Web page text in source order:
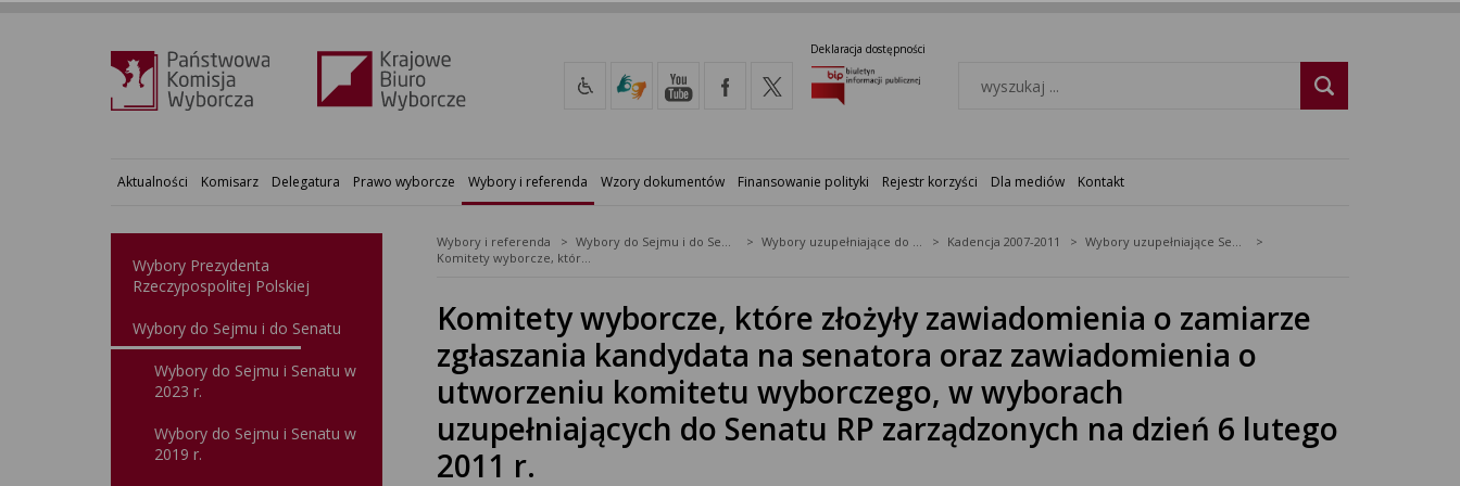
Deklaracja dostępności
Aktualności Komisarz Delegatura Prawo wyborcze Wybory i referenda Wzory dokumentów Finansowanie polityki Rejestr korzyści Dla mediów Kontakt
Wybory Prezydenta
Rzeczypospolitej Polskiej
Wybory do Sejmu i do Senatu
Wybory do Sejmu i Senatu w
2023 r.
Wybory do Sejmu i Senatu w
2019 r.
Wybory i referenda Kadencja 2007-2011
Komitety wyborcze, które złożyły zawiadomienia o zamiarze
zgłaszania kandydata na senatora oraz zawiadomienia o
utworzeniu komitetu wyborczego, w wyborach
uzupełniających do Senatu RP zarządzonych na dzień 6 lutego
2011 r.